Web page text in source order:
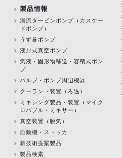
製品情報
渦流タービンポンプ （カスケー
ドポンプ）
うず巻ポンプ
液封式真空ポンプ
気液・固形物移送・容積式ポン
プ
バルブ・ポンプ周辺機器
クーラント装置（ろ過）
ミキシング製品・装置（マイク
ロバブル・ミキサー）
真空装置（脱気）
自動機・ストッカ
新技術提案製品
製品検索